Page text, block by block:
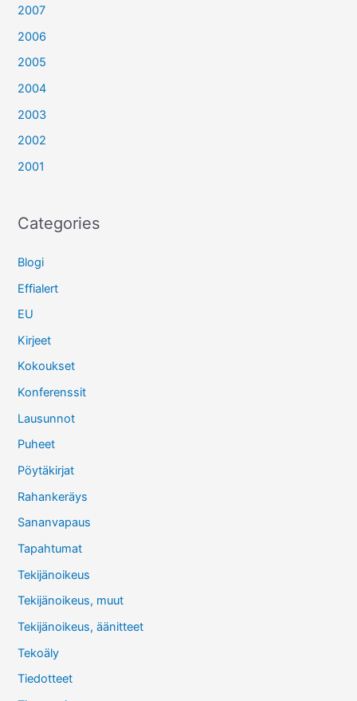
2007
2006
2005
2004
2003
2002
2001
Categories
Blogi
Effialert
EU
Kirjeet
Kokoukset
Konferenssit
Lausunnot
Puheet
Pöytäkirjat
Rahankeräys
Sananvapaus
Tapahtumat
Tekijänoikeus
Tekijänoikeus, muut
Tekijänoikeus, äänitteet
Tekoäly
Tiedotteet